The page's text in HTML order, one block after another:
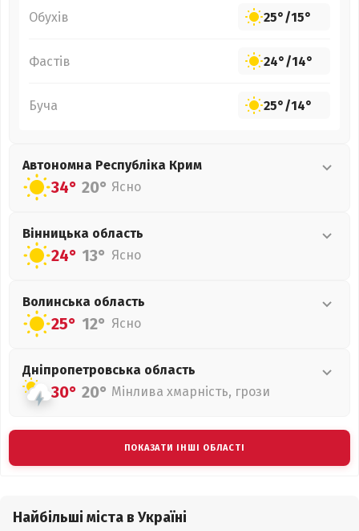
Обухів 25°/15°
Фастів 24°/14°
Буча 25°/14°
Автономна Республіка Крим
34° 20° Ясно
Вінницька область
24° 13° Ясно
Волинська область
25° 12° Ясно
Дніпропетровська область
30° 20° Мінлива хмарність, грози
ПОКАЗАТИ ІНШІ ОБЛАСТІ
Найбільші міста в Україні